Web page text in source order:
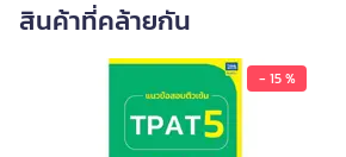
สินค้าที่คล้ายกัน
- 15 %